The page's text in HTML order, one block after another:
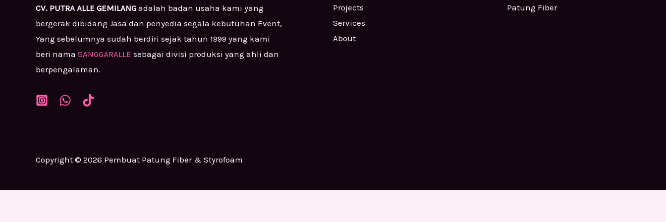
CV. PUTRA ALLE GEMILANG adalah badan usaha kami yang
bergerak dibidang Jasa dan penyedia segala kebutuhan Event,
Yang sebelumnya sudah berdiri sejak tahun 1999 yang kami
beri nama SANGGARALLE sebagai divisi produksi yang ahli dan
berpengalaman.
Projects
Services
About
Patung Fiber
Copyright © 2026 Pembuat Patung Fiber & Styrofoam